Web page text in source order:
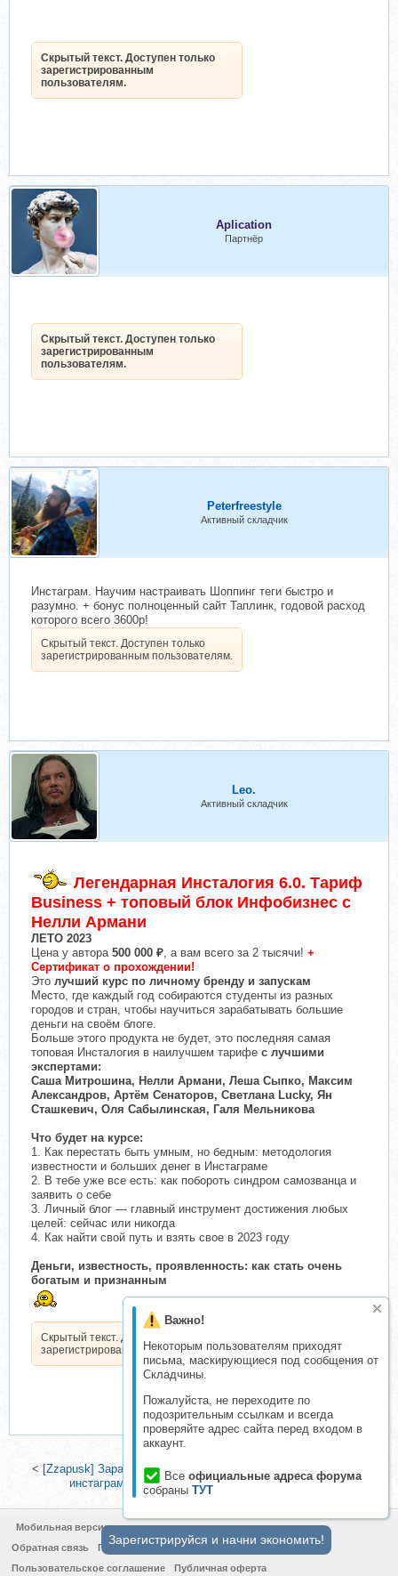
Важно!
Некоторым пользователям приходят
письма, маскирующиеся под сообщения от
Складчины.
Пожалуйста, не переходите по
подозрительным ссылкам и всегда
проверяйте адрес сайта перед входом в
аккаунт.
Все официальные адреса форума
собраны ТУТ
Скрытый текст. Доступен только
зарегистрированным
пользователям.
Aplication
Партнёр
Скрытый текст. Доступен только
зарегистрированным
пользователям.
Peterfreestyle
Активный складчик
Инстаграм. Научим настраивать Шоппинг теги быстро и
разумно. + бонус полноценный сайт Таплинк, годовой расход
которого всего 3600р!
Скрытый текст. Доступен только
зарегистрированным пользователям.
Leo.
Активный складчик
Легендарная Инсталогия 6.0. Тариф
Business + топовый блок Инфобизнес с
Нелли Армани
ЛЕТО 2023
Цена у автора 500 000 ₽ , а вам всего за 2 тысячи! +
Сертификат о прохождении!
Это лучший курс по личному бренду и запускам
Место, где каждый год собираются студенты из разных
городов и стран, чтобы научиться зарабатывать большие
деньги на своём блоге.
Больше этого продукта не будет, это последняя самая
топовая Инсталогия в наилучшем тарифе с лучшими
экспертами:
Саша Митрошина, Нелли Армани, Леша Сыпко, Максим
Александров, Артём Сенаторов, Светлана Lucky, Ян
Сташкевич, Оля Сабылинская, Галя Мельникова
Что будет на курсе:
1. Как перестать быть умным, но бедным: методология
известности и больших денег в Инстаграме
2. В тебе уже все есть: как побороть синдром самозванца и
заявить о себе
3. Личный блог — главный инструмент достижения любых
целей: сейчас или никогда
4. Как найти свой путь и взять свое в 2023 году
Деньги, известность, проявленность: как стать очень
богатым и признанным
Скрытый текст. Доступен только
зарегистрированным пользователям.
< [Zzapusk] Заработок в телеграме от А до Я, 2019
Бизнес в
инстаграме. Октябрь 2019 (Любовь Соболева)>
Мобильная версия
Обратная связь
Политика конфиденциальности
Пользовательское соглашение
Публичная оферта
Зарегистрируйся и начни экономить!